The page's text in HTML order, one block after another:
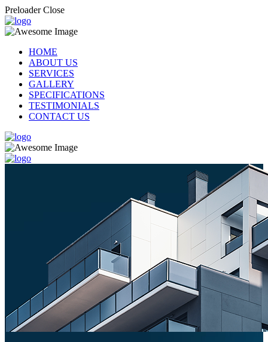
Preloader Close
HOME
ABOUT US
SERVICES
GALLERY
SPECIFICATIONS
TESTIMONIALS
CONTACT US